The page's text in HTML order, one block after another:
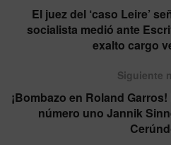
El juez del ‘caso Leire’
socialista medió ante
exalto cargo
Siguiente
¡Bombazo en Roland
número uno Jannik